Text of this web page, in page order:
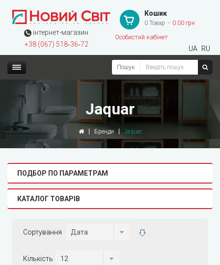
інтернет-магазин
+38 (067) 518‑36‑72
Кошик
0 Товар 0.00 грн
Особистий кабінет
UA RU
Пошук
Jaquar
Бренди Jaquar
ПОДБОР ПО ПАРАМЕТРАМ
КАТАЛОГ ТОВАРІВ
Сортування
Кількість